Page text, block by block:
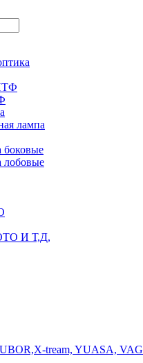
лампа
боковые
лобовые
И Т,Д,
tream, YUASA, VAG